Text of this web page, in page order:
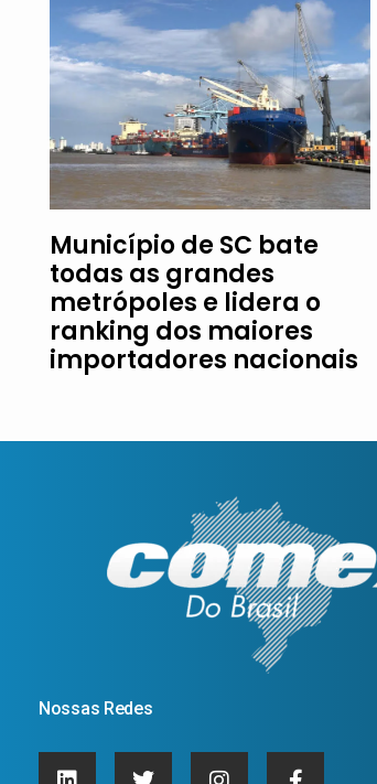
Município de SC bate
todas as grandes
metrópoles e lidera o
ranking dos maiores
importadores nacionais
Nossas Redes